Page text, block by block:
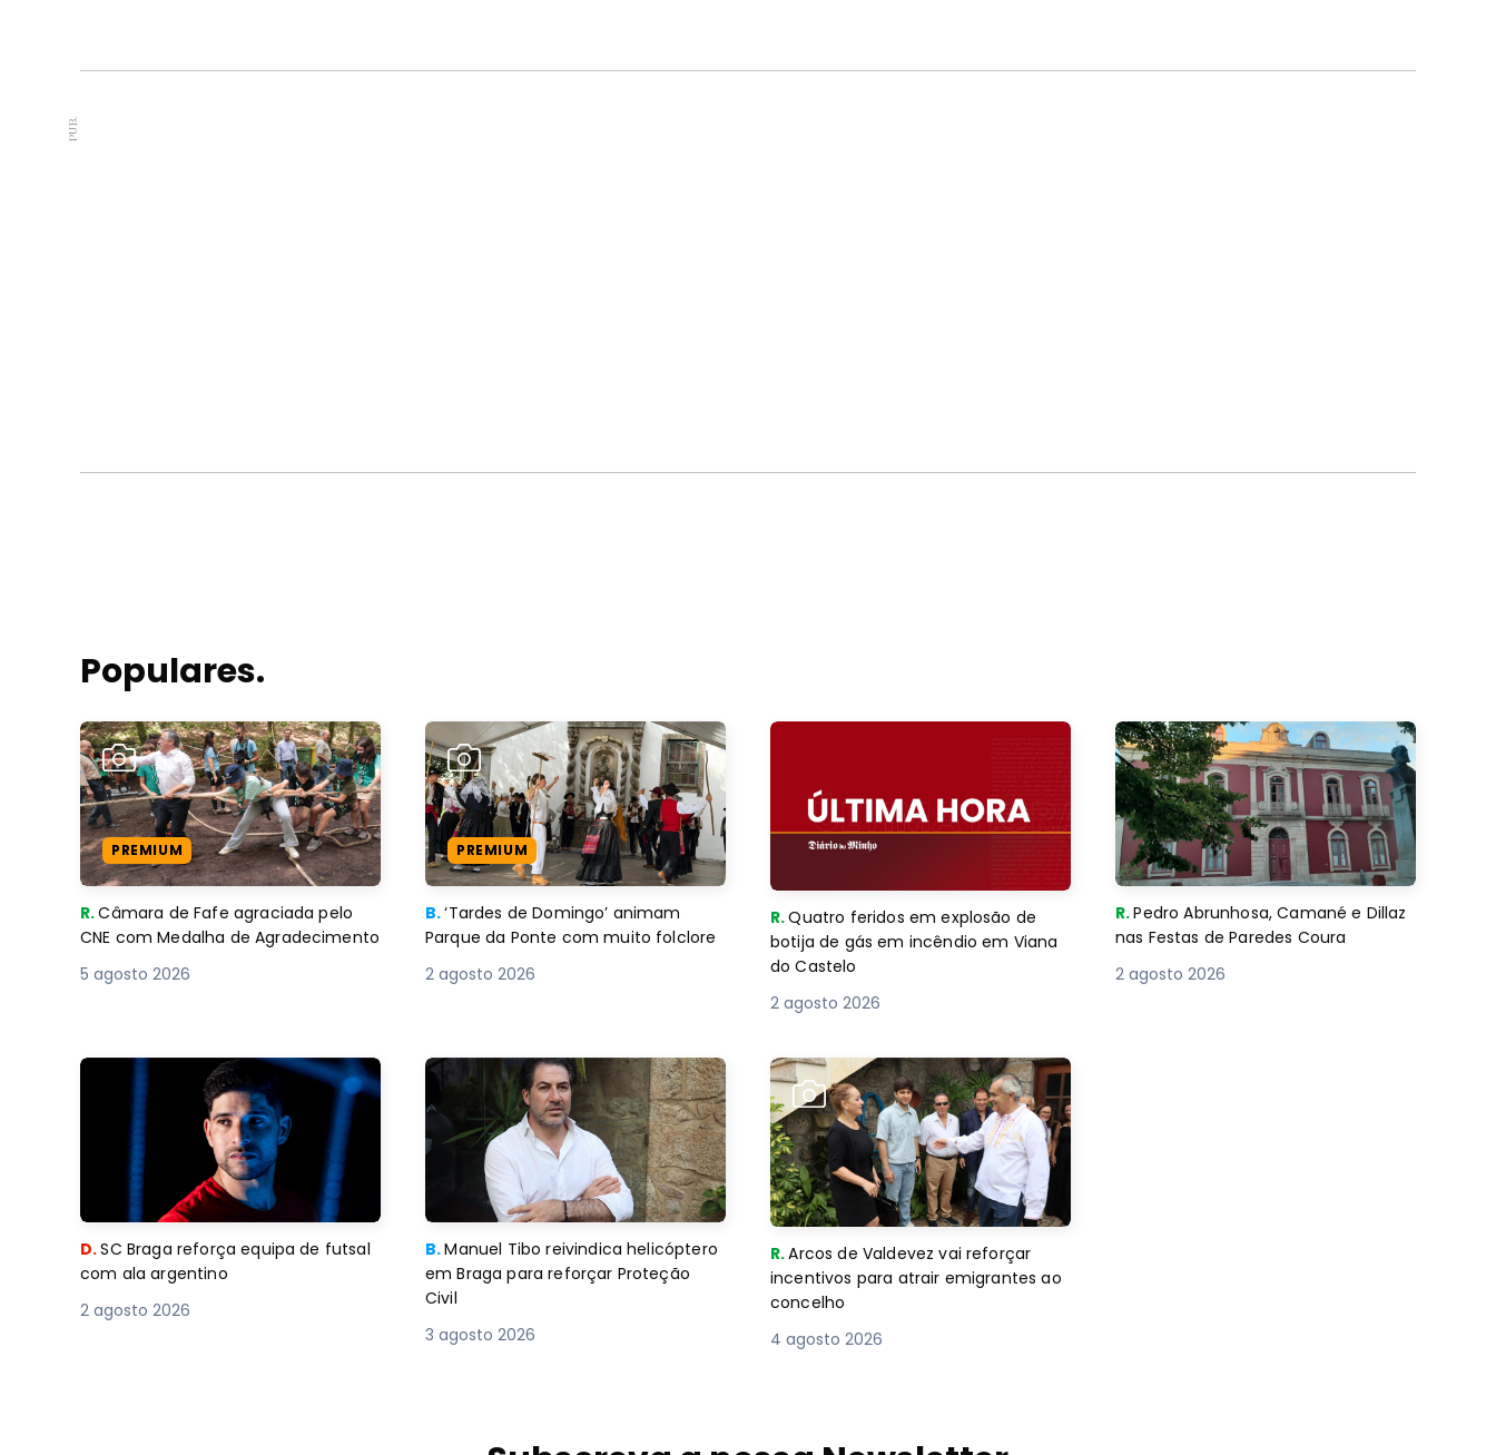
PUB.
Populares.
PREMIUM
R.Câmara de Fafe agraciada pelo
CNE com Medalha de Agradecimento
5 agosto 2026
PREMIUM
B.‘Tardes de Domingo’ animam
Parque da Ponte com muito folclore
2 agosto 2026
R.Quatro feridos em explosão de
botija de gás em incêndio em Viana
do Castelo
2 agosto 2026
R.Pedro Abrunhosa, Camané e Dillaz
nas Festas de Paredes Coura
2 agosto 2026
D.SC Braga reforça equipa de futsal
com ala argentino
2 agosto 2026
B.Manuel Tibo reivindica helicóptero
em Braga para reforçar Proteção
Civil
3 agosto 2026
R.Arcos de Valdevez vai reforçar
incentivos para atrair emigrantes ao
concelho
4 agosto 2026